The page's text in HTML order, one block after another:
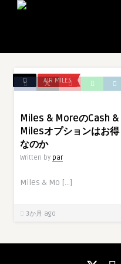
AIR MILES
Miles & MoreのCash &
Milesオプションはお得
なのか
Written by par
Miles & Mo […]
3か月 ago